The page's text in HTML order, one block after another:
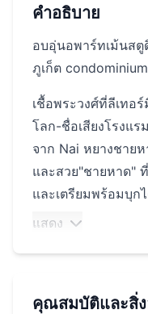
คำอธิบาย
อบอุ่นอพาร์ทเม้นสตู
ภูเก็ต
เชื้อพระวงศ์ที่ลีเทอ
โลก-ชื่อเสียงโรงแ
จาก Nai หยางชาย
และสวย"ชายหาด"
และเตรียมพร้อมบุก
สำหรับคนที่กำลังมอ
สะดวกตำแหน่งที่อยู่
แสดง
คุณสมบัติและสิ่